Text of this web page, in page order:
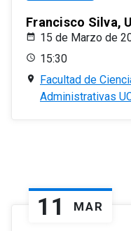
Francisco Silva,
15 de Marzo de
15:30
Facultad de
Administrativas
11 MAR